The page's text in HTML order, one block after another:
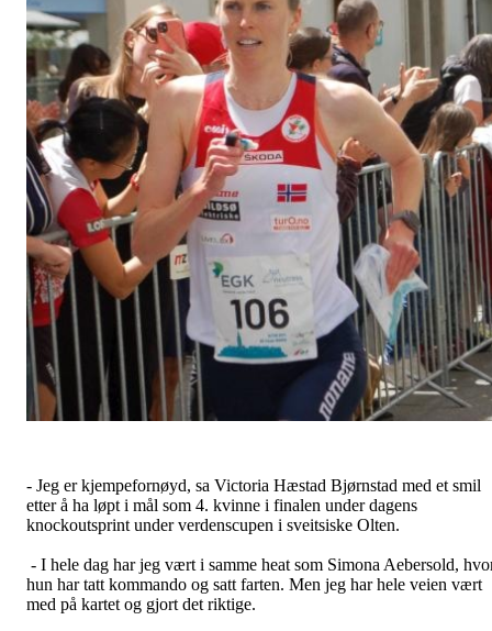
- Jeg er kjempefornøyd, sa Victoria Hæstad Bjørnstad med et smil
etter å ha løpt i mål som 4. kvinne i finalen under dagens
knockoutsprint under verdenscupen i sveitsiske Olten.
- I hele dag har jeg vært i samme heat som Simona Aebersold,
hun har tatt kommando og satt farten. Men jeg har hele veien vært
med på kartet og gjort det riktige.